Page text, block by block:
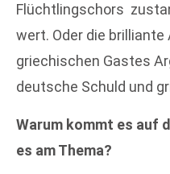
Flüchtlingschors
wert. Oder die
griechischen Gastes
deutsche Schuld und
Warum kommt es auf
es am Thema?